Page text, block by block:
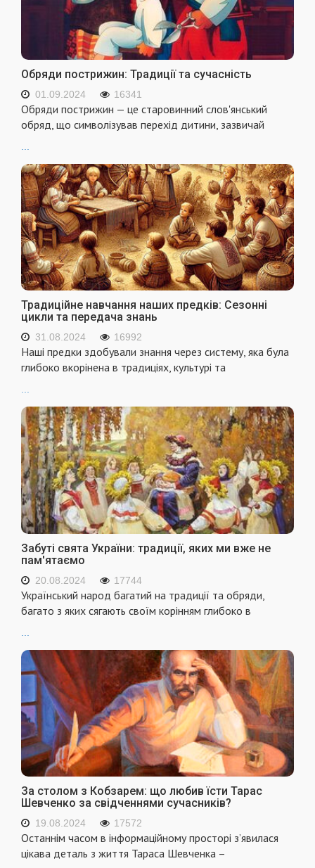
Обряди пострижин: Традиції та сучасність
01.09.2024 16341
Обряди пострижин — це старовинний слов'янський
обряд, що символізував перехід дитини, зазвичай
Традиційне навчання наших предків: Сезонні
цикли та передача знань
31.08.2024 16992
Наші предки здобували знання через систему, яка була
глибоко вкорінена в традиціях, культурі та
...
Забуті свята України: традиції, яких ми вже не
пам'ятаємо
20.08.2024 17744
Український народ багатий на традиції та обряди,
багато з яких сягають своїм корінням глибоко в
За столом з Кобзарем: що любив їсти Тарас
Шевченко за свідченнями сучасників?
19.08.2024 17572
Останнім часом в інформаційному просторі з’явилася
цікава деталь з життя Тараса Шевченка –